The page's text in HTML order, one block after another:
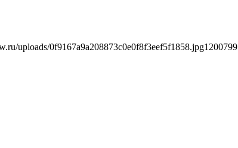
uploads/0f9167a9a208873c0e0f8f3eef5f1858.jpg1200799